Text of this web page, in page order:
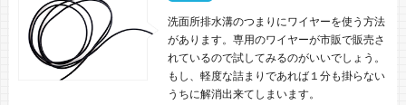
洗面所排水溝のつまりにワイヤーを使う方法
があります。専用のワイヤーが市販で販売さ
れているので試してみるのがいいでしょう。
もし、軽度な詰まりであれば１分も掛らない
うちに解消出来てしまいます。